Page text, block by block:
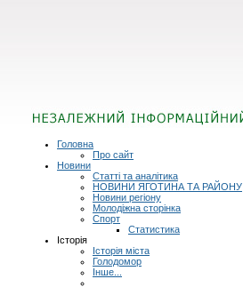
Головна
Про сайт
Новини
Статті та аналітика
НОВИНИ ЯГОТИНА ТА РАЙОНУ
Новини регіону
Молодіжна сторінка
Спорт
Статистика
Історія
Історія міста
Голодомор
Інше...